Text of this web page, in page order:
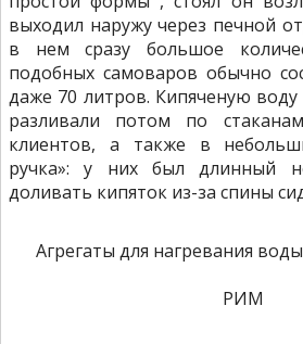
выходил наружу через печной
в нем сразу большое
подобных самоваров обычно
даже 70 литров. Кипяченую воду
разливали потом по
клиентов, а также в
ручка»: у них был длинный
доливать кипяток из-за спины
Агрегаты для нагревания
РИМ